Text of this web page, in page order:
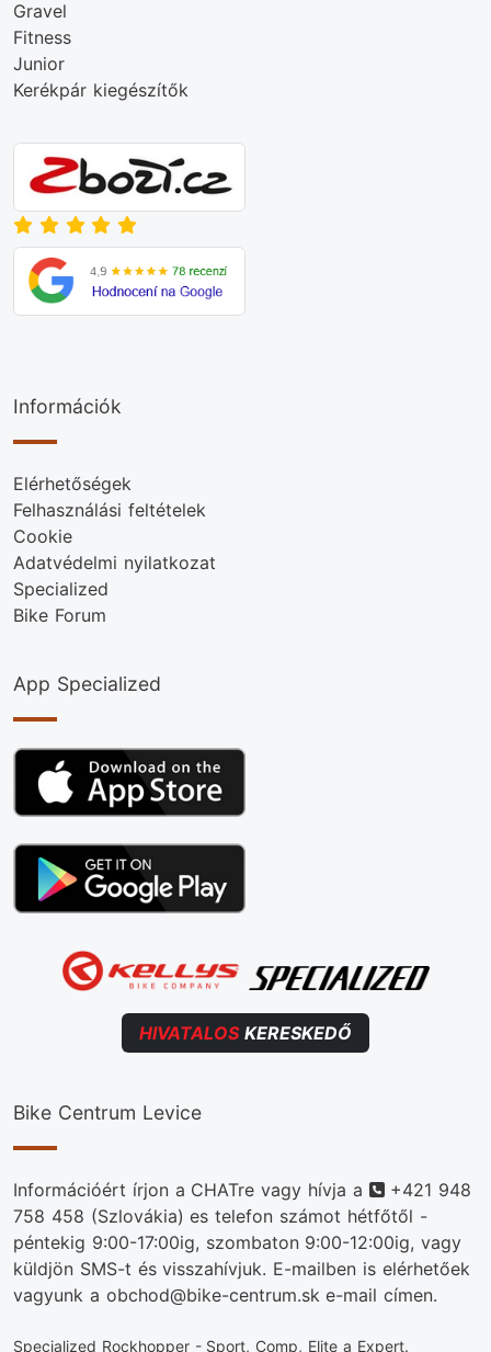
Gravel
Fitness
Junior
Kerékpár kiegészítők
Információk
Elérhetőségek
Felhasználási feltételek
Cookie
Adatvédelmi nyilatkozat
Specialized
Bike Forum
App Specialized
HIVATALOSKERESKEDŐ
Bike Centrum Levice
Információért írjon a CHATre vagy hívja a Telefonszám
+421 948
758 458 (Szlovákia) es telefon számot hétfőtől -
péntekig 9:00-17:00ig, szombaton 9:00-12:00ig, vagy
küldjön SMS-t és visszahívjuk. E-mailben is elérhetőek
vagyunk a obchod@bike-centrum.sk e-mail címen.
Specialized Rockhopper - Sport, Comp, Elite a Expert.